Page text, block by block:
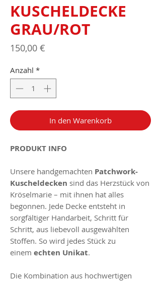
KUSCHELDECKE
GRAU/ROT
150,00 €
Anzahl *
In den Warenkorb
PRODUKT INFO
Unsere handgemachten Patchwork-
Kuscheldecken sind das Herzstück von
Kröselmarie – mit ihnen hat alles
begonnen. Jede Decke entsteht in
sorgfältiger Handarbeit, Schritt für
Schritt, aus liebevoll ausgewählten
Stoffen. So wird jedes Stück zu
einem echten Unikat.
Die Kombination aus hochwertigen